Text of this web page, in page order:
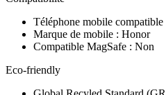
Téléphone mobile compatible
Marque de mobile : Honor
Compatible MagSafe : Non
Eco-friendly